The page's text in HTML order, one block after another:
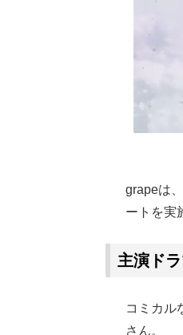
grapeは
ートを実
主演ド
コミカル
さん。